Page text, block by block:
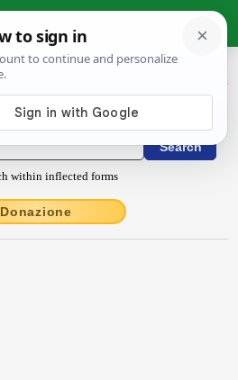
Dictionary
within inflected forms
Donazione